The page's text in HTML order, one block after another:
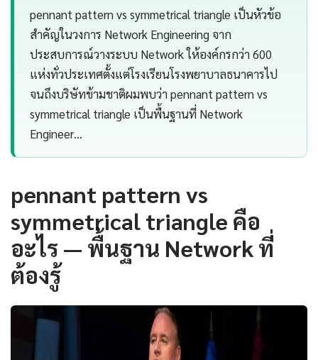
pennant pattern vs symmetrical triangle เป็นหัวข้อ
สำคัญในวงการ Network Engineering จาก
ประสบการณ์วางระบบ Network ให้องค์กรกว่า 600
แห่งทั่วประเทศตั้งแต่โรงเรียนโรงพยาบาลธนาคารไป
จนถึงบริษัทข้ามชาติผมพบว่า pennant pattern vs
symmetrical triangle เป็นพื้นฐานที่ Network
Engineer…
pennant pattern vs
symmetrical triangle คือ
อะไร — พื้นฐาน Network ที่
ต้องรู้